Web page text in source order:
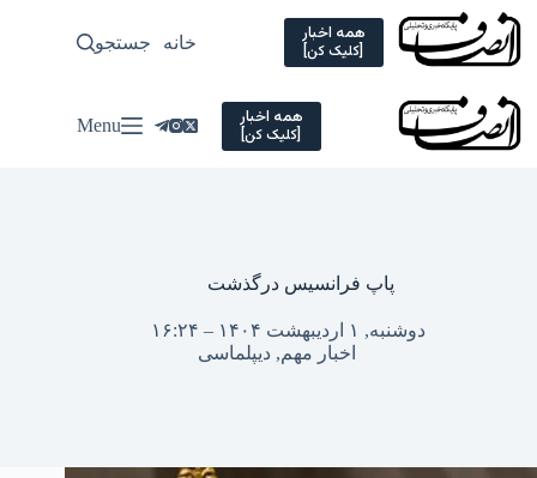
Skip
content
همه اخبار
[کلیک کن] خانه سیاسی
جستجو
همه اخبار
[کلیک کن] Menu
پاپ فرانسیس درگذشت
دوشنبه, ۱ اردیبهشت ۱۴۰۴ – ۱۶:۲۴
اخبار مهم,دیپلماسی